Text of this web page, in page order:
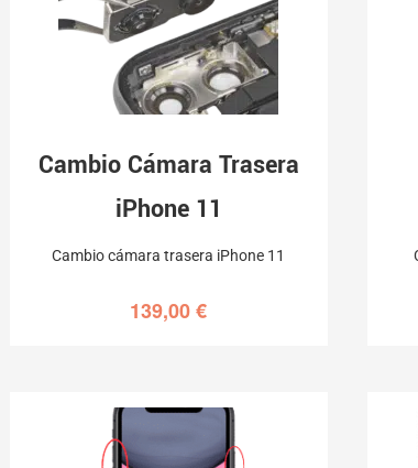
Cambio Cámara Trasera
iPhone 11
Cambio cámara trasera iPhone 11
139,00€